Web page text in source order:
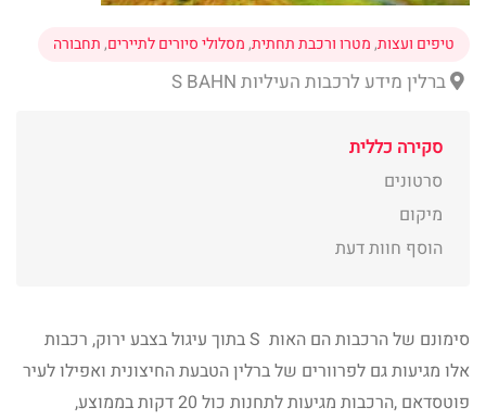
טיפים ועצות,מטרו ורכבת תחתית,מסלולי סיורים לתיירים,תחבורה
ברלין מידע לרכבות העיליות S BAHN
סקירה כללית
סרטונים
מיקום
הוסף חוות דעת
סימונם של הרכבות הם האות S בתוך עיגול בצבע ירוק, רכבות
אלו מגיעות גם לפרוורים של ברלין הטבעת החיצונית ואפילו לעיר
פוטסדאם ,הרכבות מגיעות לתחנות כול 20 דקות בממוצע,